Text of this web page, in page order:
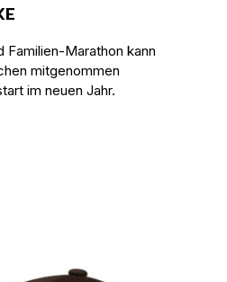
Familien-Marathon kann
mitgenommen
im neuen Jahr.